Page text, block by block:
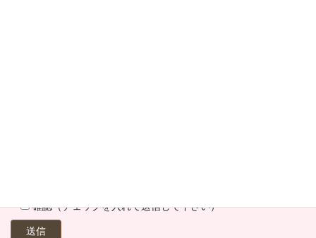
確認（チェックを入れて送信して下さい）